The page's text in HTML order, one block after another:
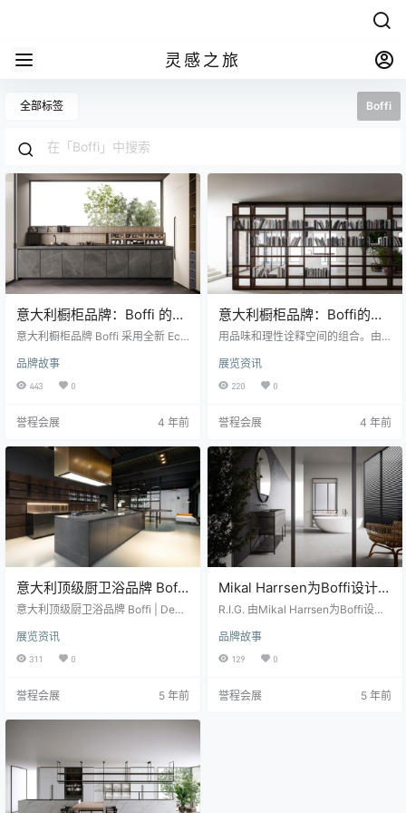
灵感之旅
全部标签 Boffi
意大利橱柜品牌：Boffi 的设
计，功能，和可持续性
意大利橱柜品牌 Boffi 采用全新 Eco
erie 和 Hide 立柱。 世界在进步，人
们越来越意识到保护我们所有人赖
牌）诞生于 1934 年，是一家手工艺
系统和配件的综合和互补设计的一
个参考点。 对于始终关注当代生活
需求的 Boff…
品牌故事
443 0
誉程会展 4 年前
意大利橱柜品牌：Boffi的建
筑氛
用品味和理性诠释空间的组合。由 P
PR60厨房创造了完美的设计，使 B
offi（意大利橱柜品牌）的解决方案
中都可以找到共享的几何语言，比
及具有基本风格的APR60厨房，两
者都是由Piero Lissoni与CRS Boffi
合作设计的。 An…
展览资讯
220 0
誉程会展 4 年前
意大利顶级厨卫浴品牌 Boffi
| DePadova，闪耀迈阿密
意大利顶级厨卫浴品牌 Boffi | DePa
舰店，将能够展示这种国际品牌的
各个方面。 Boffi，De Padova，A
DL和来自日本的Time＆Style品
旗舰店的主角。这是由公司直接管
相结合的工业氛围所定义的空间。
整个项目增强了形状…
展览资讯
311 0
誉程会展 5 年前
Mikal Harrsen为Boffi设计的
R.I.G. 浴室系统
R.I.G. 由Mikal Harrsen为Boffi设计
d'Oro ADI荣获了“荣誉奖”。 此浴室
系统现已包括在Boffi系列中。 该R.I.
G. 模块提供了完美的背景并增强了
的基本要素：量身定制的单元或木
品牌故事
129 0
誉程会展 5 年前